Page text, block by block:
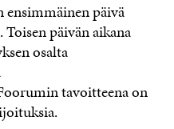
ensimmäinen päivä
päivän aikana
osalta
tavoitteena on